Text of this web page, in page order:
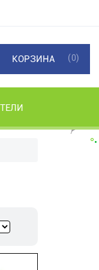
КОРЗИНА (0)